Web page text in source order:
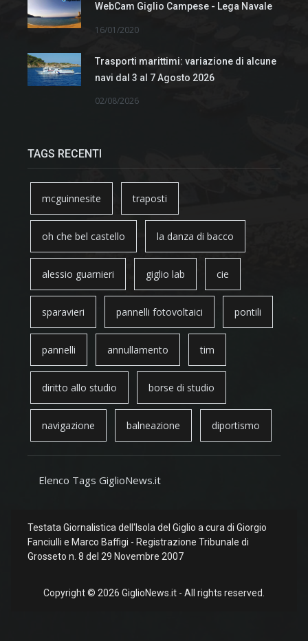
WebCam Giglio Campese - Lega Navale
16/01/2020
Trasporti marittimi: variazione di alcune
navi dal 3 al 7 Agosto 2026
02/08/2026
TAGS RECENTI
mcguinnesite traposti
oh che bel castello la danza di bacco
alessio guarnieri giglio lab cie
sparavieri pannelli fotovoltaici pontili
pannelli annullamento tim
diritto allo studio borse di studio
navigazione balneazione diportismo
Elenco Tags GiglioNews.it
Testata Giornalistica dell'Isola del Giglio a cura di Giorgio
Fanciulli e Marco Baffigi - Registrazione Tribunale di
Grosseto n. 8 del 29 Novembre 2007
Copyright © 2026 GiglioNews.it - All rights reserved.